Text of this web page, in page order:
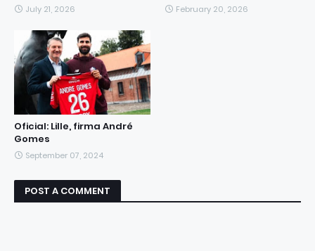
July 21, 2026 February 20, 2026
Oficial: Lille, firma André
Gomes
September 07, 2024
POST A COMMENT